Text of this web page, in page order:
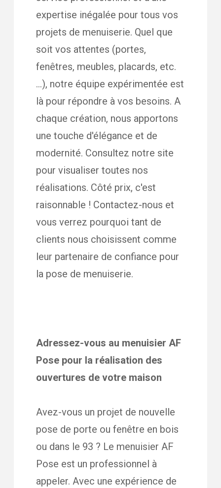
expertise inégalée pour tous vos
projets de menuiserie. Quel que
soit vos attentes (portes,
fenêtres, meubles, placards, etc.
…), notre équipe expérimentée est
là pour répondre à vos besoins. A
chaque création, nous apportons
une touche d'élégance et de
modernité. Consultez notre site
pour visualiser toutes nos
réalisations. Côté prix, c'est
raisonnable ! Contactez-nous et
vous verrez pourquoi tant de
clients nous choisissent comme
leur partenaire de confiance pour
la pose de menuiserie.
Adressez-vous au menuisier AF
Pose pour la réalisation des
ouvertures de votre maison
Avez-vous un projet de nouvelle
pose de porte ou fenêtre en bois
ou dans le 93 ? Le menuisier AF
Pose est un professionnel à
appeler. Avec une expérience de